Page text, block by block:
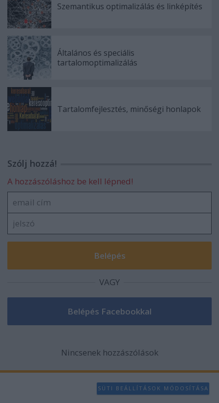
Szemantikus optimalizálás és linképítés
Általános és speciális
tartalomoptimalizálás
Tartalomfejlesztés, minőségi honlapok
Szólj hozzá!
A hozzászóláshoz be kell lépned!
VAGY
Nincsenek hozzászólások
SÜTI BEÁLLÍTÁSOK MÓDOSÍTÁSA